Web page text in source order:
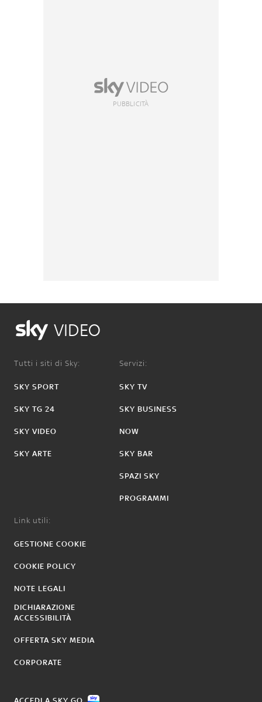
PUBBLICITÀ
VIDEO
Tutti i siti di Sky:
SKY SPORT
SKY TG 24
SKY VIDEO
SKY ARTE
Servizi:
SKY TV
SKY BUSINESS
NOW
SKY BAR
SPAZI SKY
PROGRAMMI
Link utili:
GESTIONE COOKIE
COOKIE POLICY
NOTE LEGALI
DICHIARAZIONE
ACCESSIBILITÀ
OFFERTA SKY MEDIA
CORPORATE